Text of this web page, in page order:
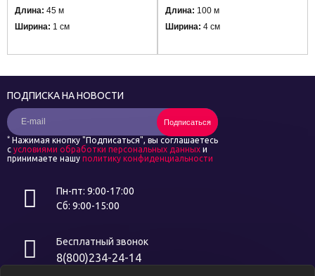
Длина: 45 м
Ширина: 1 см
Длина: 100 м
Ширина: 4 см
Пн-пт: 9:00-17:00
Сб: 9:00-15:00
Бесплатный звонок
8(800)234-24-14
ПОДПИСКА НА НОВОСТИ
Подписаться
* Нажимая кнопку "Подписаться", вы соглашаетесь
с условиями обработки персональных данных и
принимаете нашу политику конфиденциальности